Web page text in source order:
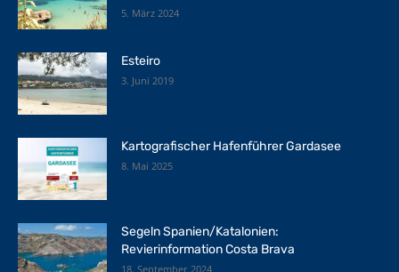
5. März 2024
Esteiro
3. Juni 2019
Kartografischer Hafenführer Gardasee
8. Mai 2025
Segeln Spanien/Katalonien:
Revierinformation Costa Brava
18. September 2024